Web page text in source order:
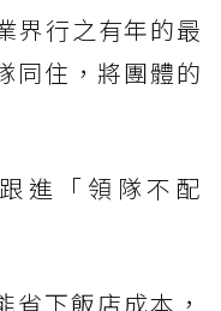
界行之有年的最
同住，將團體的
進「領隊不配
省下飯店成本，